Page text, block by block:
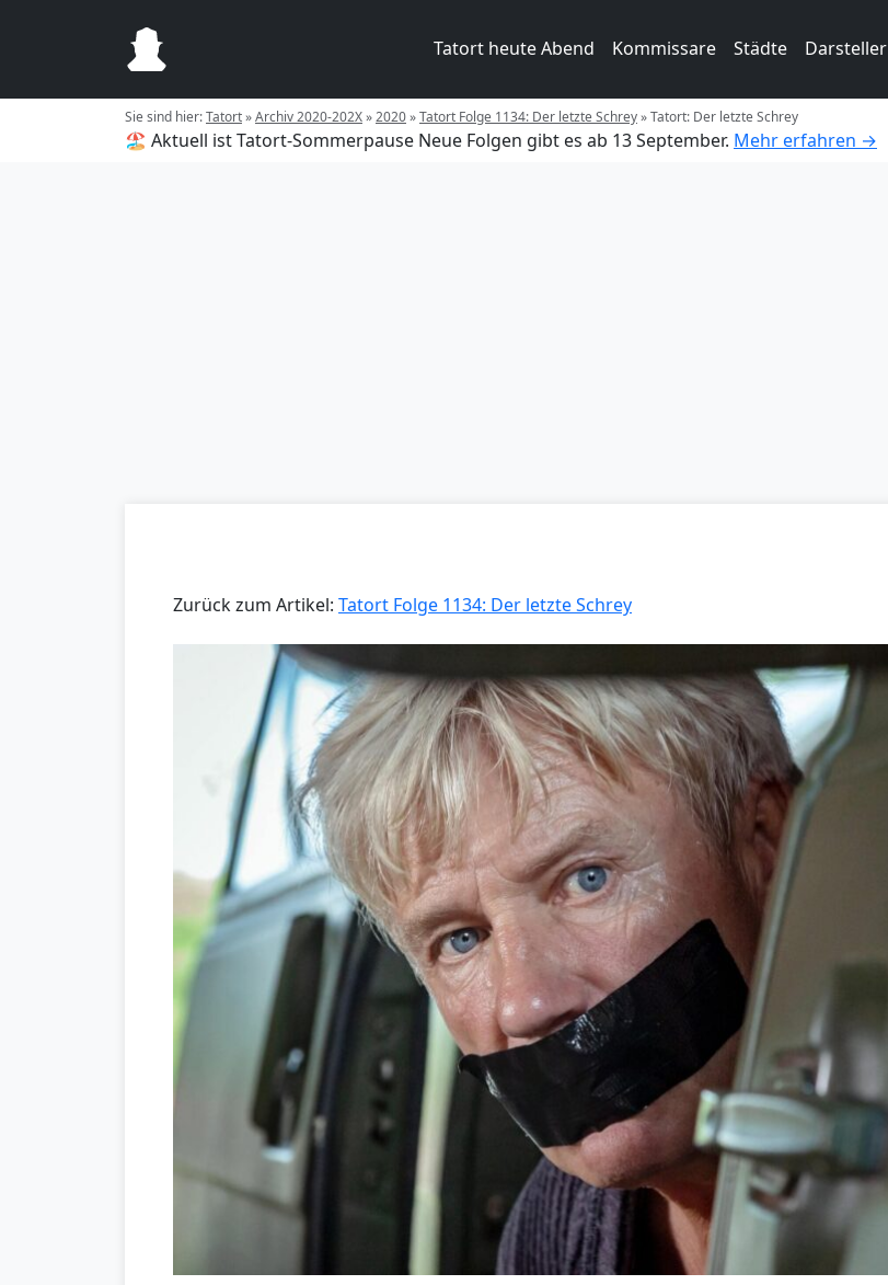
Tatort heute Abend Kommissare Städte Darsteller
Sie sind hier:Tatort»Archiv 2020-202X»2020»Tatort Folge 1134: Der letzte Schrey»Tatort: Der letzte Schrey
🏖️ Aktuell ist Tatort-Sommerpause Neue Folgen gibt es ab 13 September. Mehr erfahren →
Zurück zum Artikel: Tatort Folge 1134: Der letzte Schrey